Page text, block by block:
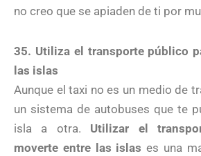
no creo que se apiaden de ti por
35. Utiliza el transporte público
las islas
Aunque el taxi no es un medio de
un sistema de autobuses que te
isla a otra. Utilizar el
moverte entre las islas es una